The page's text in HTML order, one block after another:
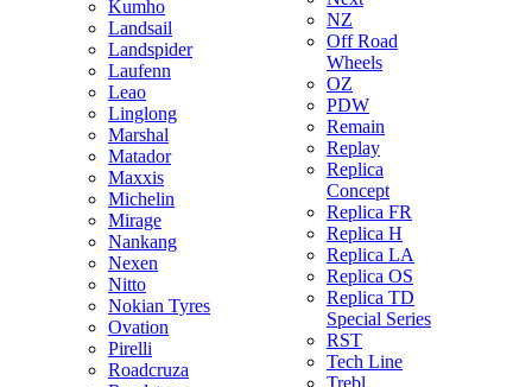
Kumho
Landsail
Landspider
Laufenn
Leao
Linglong
Marshal
Matador
Maxxis
Michelin
Mirage
Nankang
Nexen
Nitto
Nokian Tyres
Ovation
Pirelli
Roadcruza
NZ
Off Road
Wheels
OZ
PDW
Remain
Replay
Replica
Concept
Replica FR
Replica H
Replica LA
Replica OS
Replica TD
Special Series
RST
Tech Line
Trebl